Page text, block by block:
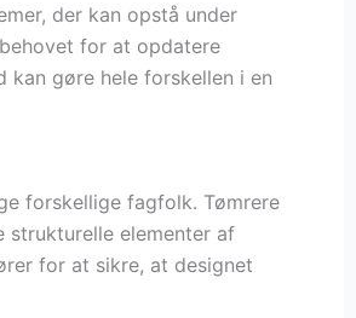
der kan opstå under
for at opdatere
kan gøre hele forskellen i en
forskellige fagfolk. Tømrere
strukturelle elementer af
for at sikre, at designet